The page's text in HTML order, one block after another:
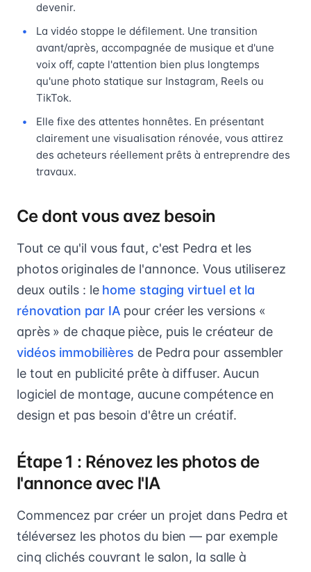
devenir.
La vidéo stoppe le défilement. Une transition
avant/après, accompagnée de musique et d'une
voix off, capte l'attention bien plus longtemps
qu'une photo statique sur Instagram, Reels ou
TikTok.
Elle fixe des attentes honnêtes. En présentant
clairement une visualisation rénovée, vous attirez
des acheteurs réellement prêts à entreprendre des
travaux.
Ce dont vous avez besoin
Tout ce qu'il vous faut, c'est Pedra et les
photos originales de l'annonce. Vous utiliserez
deux outils : le home staging virtuel et la
rénovation par IA pour créer les versions «
après » de chaque pièce, puis le créateur de
vidéos immobilières de Pedra pour assembler
le tout en publicité prête à diffuser. Aucun
logiciel de montage, aucune compétence en
design et pas besoin d'être un créatif.
Étape 1 : Rénovez les photos de
l'annonce avec l'IA
Commencez par créer un projet dans Pedra et
téléversez les photos du bien — par exemple
cinq clichés couvrant le salon, la salle à